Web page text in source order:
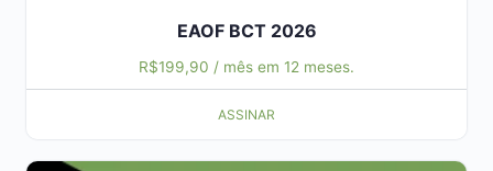
EAOF BCT 2026
R$199,90 / mês em 12 meses.
ASSINAR